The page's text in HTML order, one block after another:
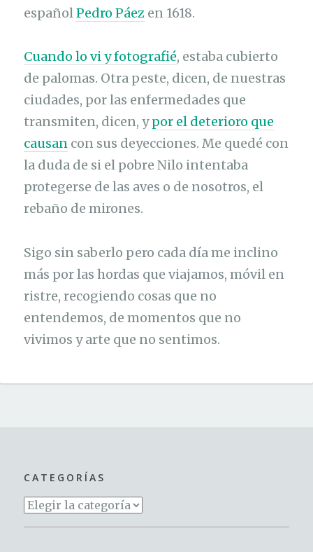
españolPedro Páez en 1618.
Cuando lo vi y fotografié, estaba cubierto
de palomas. Otra peste, dicen, de nuestras
ciudades, por las enfermedades que
transmiten, dicen, ypor el deterioro que
causan con sus deyecciones. Me quedé con
la duda de si el pobre Nilo intentaba
protegerse de las aves o de nosotros, el
rebaño de mirones.
Sigo sin saberlo pero cada día me inclino
más por las hordas que viajamos, móvil en
ristre, recogiendo cosas que no
entendemos, de momentos que no
vivimos y arte que no sentimos.
CATEGORÍAS
Categorías